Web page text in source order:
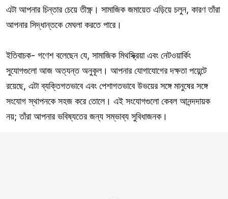
এটা আপনার চিন্তার চেয়ে তীক্ষ্ণ। সামাজিক জমায়েত এড়িয়ে চলুন, কারণ তাঁরা
আপনার সিদ্ধান্তকে মেঘলা করতে পারে।
ইতিবাচক- গণেশ বলেছেন যে, সামাজিক মিথস্ক্রিয়া এবং নেটওয়ার্কিং
সুযোগগুলো আজ অত্যন্ত অনুকূল। আপনার যোগাযোগের দক্ষতা পয়েন্টে
রয়েছে, এটা ব্যক্তিগতভাবে এবং পেশাগতভাবে উভয়ের সঙ্গে মানুষের সঙ্গে
সংযোগ স্থাপনকে সহজ করে তোলে। এই সংযোগগুলো কেবল আনন্দদায়ক
নয়; তাঁরা আপনার ভবিষ্যতের জন্য সম্ভাব্য সুবিধাজনক।